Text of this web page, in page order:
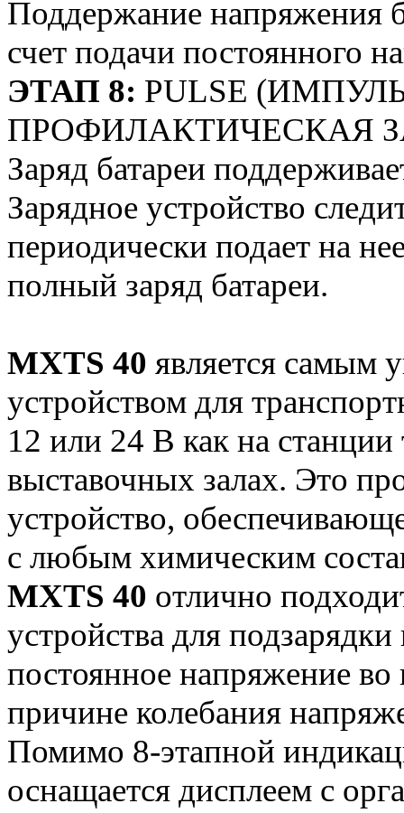
Поддержание напряжения
счет подачи постоянного
ЭТАП 8: PULSE
ПРОФИЛАКТИЧЕСКАЯ
Заряд батареи
Зарядное устройство
периодически подает на
полный заряд батареи.
MXTS 40 является самым
устройством для
12 или 24 В как на
выставочных залах. Это
устройство,
с любым химическим
MXTS 40 отлично
устройства для
постоянное напряжение
причине колебания
Помимо 8-этапной
оснащается дисплеем с